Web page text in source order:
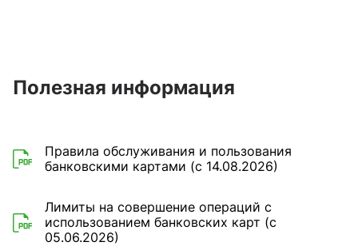
Полезная информация
Правила обслуживания и пользования
банковскими картами (с 14.08.2026)
Лимиты на совершение операций с
использованием банковских карт (с
05.06.2026)